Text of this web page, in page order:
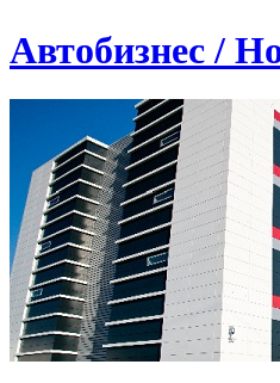
Автобизнес /